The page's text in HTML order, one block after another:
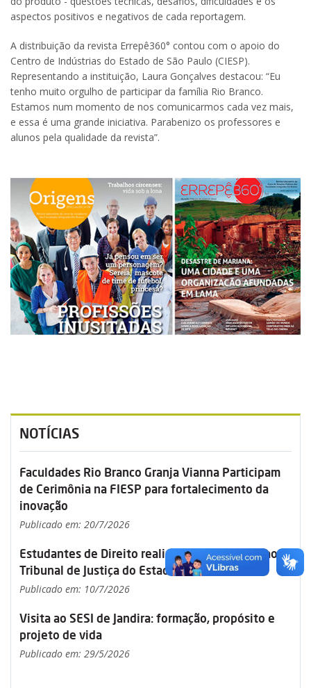
aspectos positivos e negativos de cada reportagem.
A distribuição da revista Errepê360° contou com o apoio do
Centro de Indústrias do Estado de São Paulo (CIESP).
Representando a instituição, Laura Gonçalves destacou: “Eu
tenho muito orgulho de participar da família Rio Branco.
Estamos num momento de nos comunicarmos cada vez mais,
e essa é uma grande iniciativa. Parabenizo os professores e
alunos pela qualidade da revista”.
NOTÍCIAS
Faculdades Rio Branco Granja Vianna Participam
de Cerimônia na FIESP para fortalecimento da
inovação
Publicado em: 20/7/2026
Estudantes de Direito realizam visita técnica ao
Tribunal de Justiça do Estado de São Paulo
Publicado em: 10/7/2026
Visita ao SESI de Jandira: formação, propósito e
projeto de vida
Publicado em: 29/5/2026